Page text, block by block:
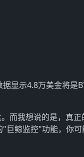
显示4.8万美金将是
而我想说的是，真
鲸监控"功能，你